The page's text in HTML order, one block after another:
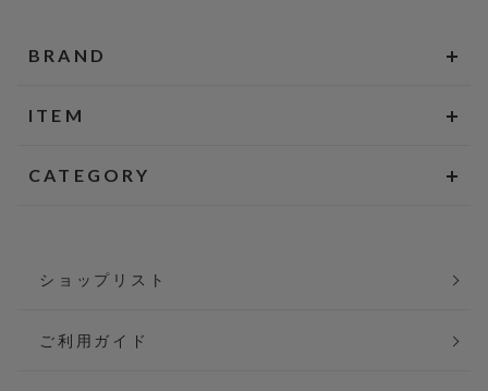
BRAND
ITEM
CATEGORY
ショップリスト
ご利用ガイド